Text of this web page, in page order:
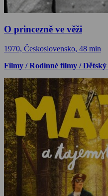
O princezně ve věži
1970, Československo, 48 min
Filmy / Rodinné filmy / Dětský